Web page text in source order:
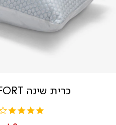
כרית שינה DREAM COMFORT